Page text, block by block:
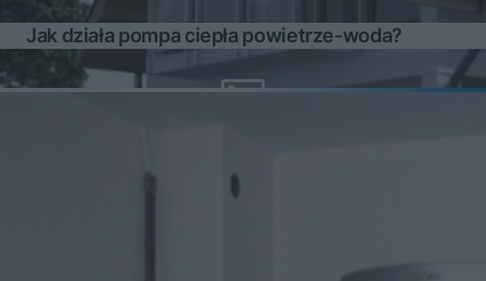
Jak działa pompa ciepła powietrze-woda?